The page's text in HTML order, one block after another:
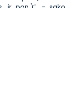
ir pan.)“, – sako